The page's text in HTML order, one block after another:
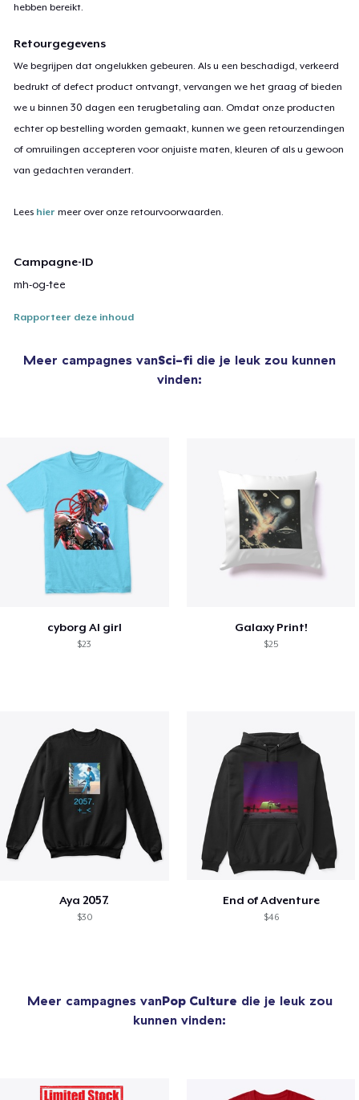
hebben bereikt.
Retourgegevens
We begrijpen dat ongelukken gebeuren. Als u een beschadigd, verkeerd
bedrukt of defect product ontvangt, vervangen we het graag of bieden
we u binnen 30 dagen een terugbetaling aan. Omdat onze producten
echter op bestelling worden gemaakt, kunnen we geen retourzendingen
of omruilingen accepteren voor onjuiste maten, kleuren of als u gewoon
van gedachten verandert.
Lees hier meer over onze retourvoorwaarden.
Campagne-ID
mh-og-tee
Rapporteer deze inhoud
Meer campagnes vanSci-fi die je leuk zou kunnen
vinden:
cyborg AI girl
$23
Galaxy Print!
$25
Aya 2057.
$30
End of Adventure
$46
Meer campagnes vanPop Culture die je leuk zou
kunnen vinden: